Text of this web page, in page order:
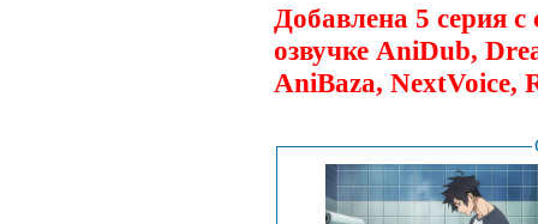
Добавлена 5 серия
озвучке AniDub,
AniBaza, NextVoice,